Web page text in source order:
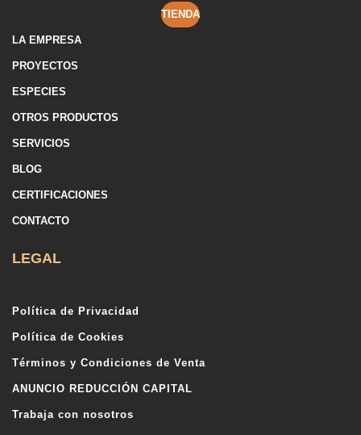
TIENDA
LA EMPRESA
PROYECTOS
ESPECIES
OTROS PRODUCTOS
SERVICIOS
BLOG
CERTIFICACIONES
CONTACTO
LEGAL
Política de Privacidad
Política de Cookies
Términos y Condiciones de Venta
ANUNCIO REDUCCIÓN CAPITAL
Trabaja con nosotros